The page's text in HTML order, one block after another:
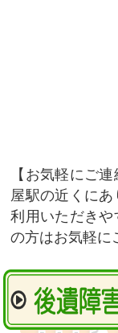
お気軽にご
屋駅の近くに
利用いただき
の方はお気軽に